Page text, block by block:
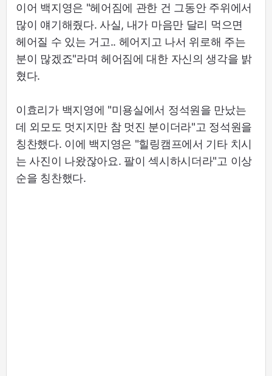
이어 백지영은 "헤어짐에 관한 건 그동안 주위에서
많이 얘기해줬다. 사실, 내가 마음만 달리 먹으면
헤어질 수 있는 거고.. 헤어지고 나서 위로해 주는
분이 많겠죠"라며 헤어짐에 대한 자신의 생각을 밝
혔다.
이효리가 백지영에 "미용실에서 정석원을 만났는
데 외모도 멋지지만 참 멋진 분이더라"고 정석원을
칭찬했다. 이에 백지영은 "힐링캠프에서 기타 치시
는 사진이 나왔잖아요. 팔이 섹시하시더라"고 이상
순을 칭찬했다.